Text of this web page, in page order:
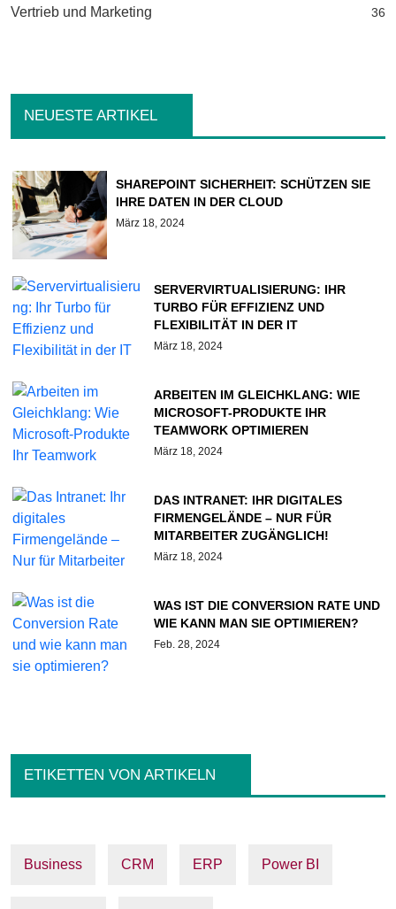
Vertrieb und Marketing 36
NEUESTE ARTIKEL
SHAREPOINT SICHERHEIT: SCHÜTZEN SIE
IHRE DATEN IN DER CLOUD
März 18, 2024
SERVERVIRTUALISIERUNG: IHR
TURBO FÜR EFFIZIENZ UND
FLEXIBILITÄT IN DER IT
März 18, 2024
ARBEITEN IM GLEICHKLANG: WIE
MICROSOFT-PRODUKTE IHR
TEAMWORK OPTIMIEREN
März 18, 2024
DAS INTRANET: IHR DIGITALES
FIRMENGELÄNDE – NUR FÜR
MITARBEITER ZUGÄNGLICH!
März 18, 2024
WAS IST DIE CONVERSION RATE UND
WIE KANN MAN SIE OPTIMIEREN?
Feb. 28, 2024
ETIKETTEN VON ARTIKELN
Business CRM ERP Power BI